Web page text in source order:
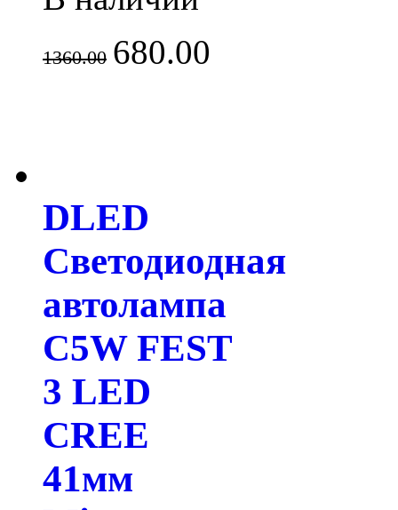
1360.00 680.00
DLED
Светодиодная
автолампа
C5W FEST
3 LED
CREE
41мм